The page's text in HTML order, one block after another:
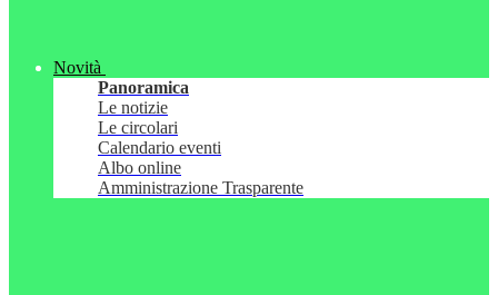
Novità
Panoramica
Le notizie
Le circolari
Calendario eventi
Albo online
Amministrazione Trasparente